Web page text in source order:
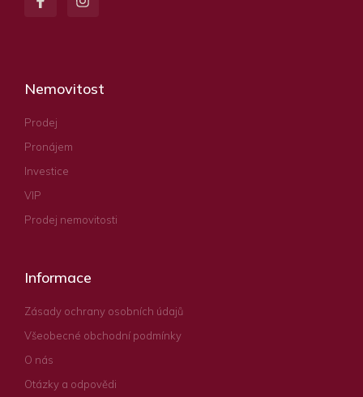
Nemovitost
Prodej
Pronájem
Investice
VIP
Prodej nemovitosti
Informace
Zásady ochrany osobních údajů
Všeobecné obchodní podmínky
O nás
Otázky a odpovědi